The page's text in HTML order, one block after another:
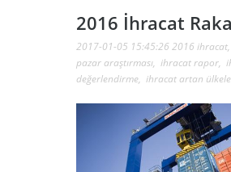
2016 İhracat
2017-01-05 15:45:26 2016 ihracat,
pazar araştırması, ihracat rapor,
değerlendirme, ihracat artan